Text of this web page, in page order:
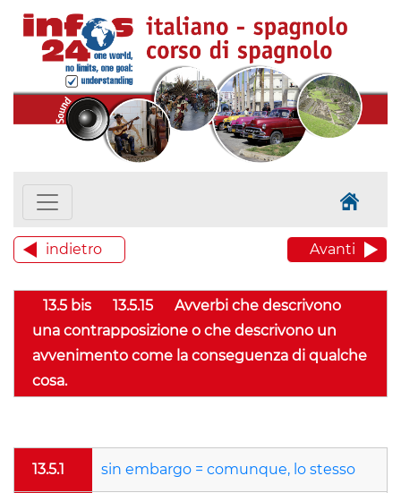
indietro Avanti
13.5 bis 13.5.15
Avverbi che descrivono
una contrapposizione o che descrivono un
avvenimento come la conseguenza di qualche
cosa.
13.5.1 sin embargo = comunque, lo stesso